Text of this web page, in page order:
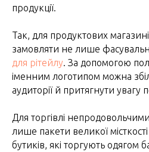
продукції.
Так, для продуктових
замовляти не лише
для рітейлу. За допомогою
іменним логотипом можна
аудиторії й притягнути увагу
Для торгівлі
лише пакети великої
бутиків, які торгують одягом